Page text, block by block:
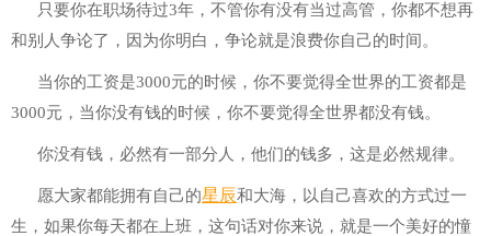
只要你在职场待过3年，不管你有没有当过高管，你都不想再
和别人争论了，因为你明白，争论就是浪费你自己的时间。
当你的工资是3000元的时候，你不要觉得全世界的工资都是
3000元，当你没有钱的时候，你不要觉得全世界都没有钱。
你没有钱，必然有一部分人，他们的钱多，这是必然规律。
愿大家都能拥有自己的星辰和大海，以自己喜欢的方式过一
生，如果你每天都在上班，这句话对你来说，就是一个美好的憧